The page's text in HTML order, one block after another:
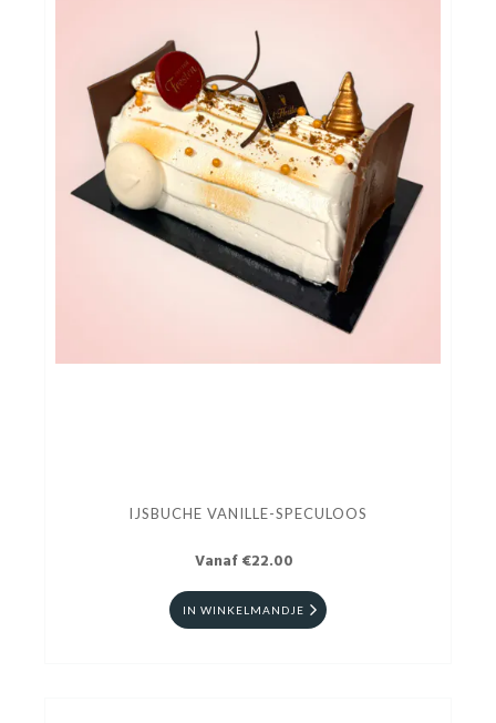
IJSBUCHE VANILLE-SPECULOOS
Vanaf €22.00
IN WINKELMANDJE